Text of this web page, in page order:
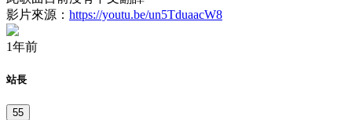
影片來源： https://youtu.be/un5TduaacW8
1年前
站長
55